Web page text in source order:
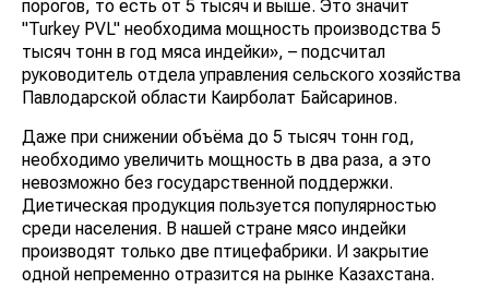
порогов, то есть от 5 тысяч и выше. Это значит
"Turkey PVL" необходима мощность производства 5
тысяч тонн в год мяса индейки», – подсчитал
руководитель отдела управления сельского хозяйства
Павлодарской области Каирболат Байсаринов.
Даже при снижении объёма до 5 тысяч тонн год,
необходимо увеличить мощность в два раза, а это
невозможно без государственной поддержки.
Диетическая продукция пользуется популярностью
среди населения. В нашей стране мясо индейки
производят только две птицефабрики. И закрытие
одной непременно отразится на рынке Казахстана.